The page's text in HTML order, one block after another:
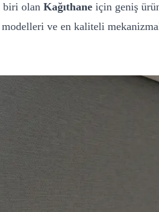
biri olan Kağıthane için geniş
ve en kaliteli